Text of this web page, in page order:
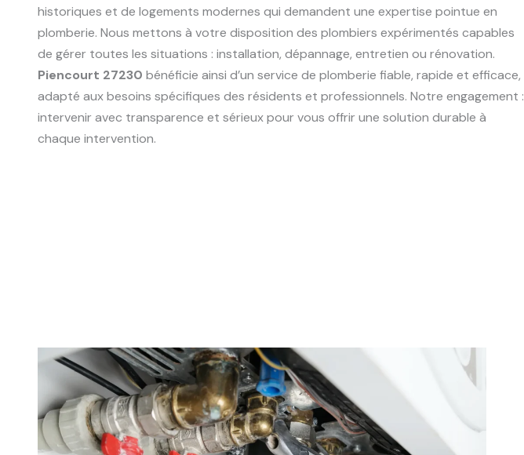
historiques et de logements modernes qui demandent une expertise pointue en
plomberie. Nous mettons à votre disposition des plombiers expérimentés capables
de gérer toutes les situations : installation, dépannage, entretien ou rénovation.
Piencourt 27230 bénéficie ainsi d’un service de plomberie fiable, rapide et efficace,
adapté aux besoins spécifiques des résidents et professionnels. Notre engagement :
intervenir avec transparence et sérieux pour vous offrir une solution durable à
chaque intervention.